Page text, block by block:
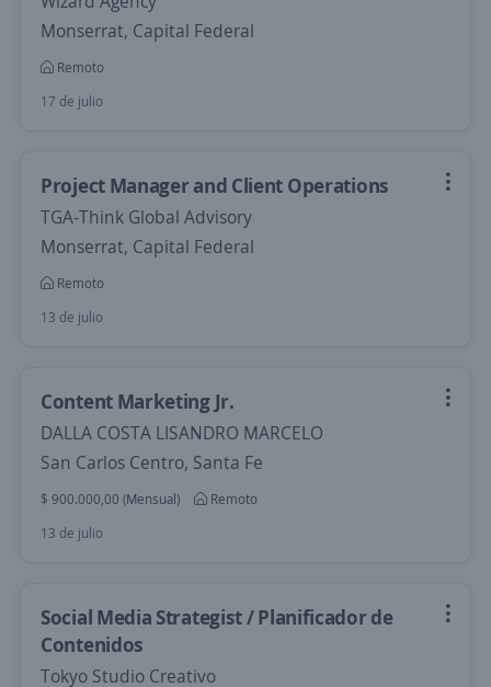
Monserrat, Capital Federal
Remoto
17 de julio
Project Manager and Client Operations
TGA-Think Global Advisory
Monserrat, Capital Federal
Remoto
13 de julio
Content Marketing Jr.
DALLA COSTA LISANDRO MARCELO
San Carlos Centro, Santa Fe
$ 900.000,00 (Mensual)
Remoto
13 de julio
Social Media Strategist / Planificador de
Contenidos
Tokyo Studio Creativo